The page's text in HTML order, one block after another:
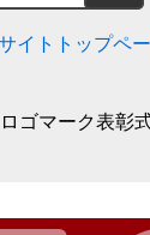
イトトップペ
ゴマーク表彰